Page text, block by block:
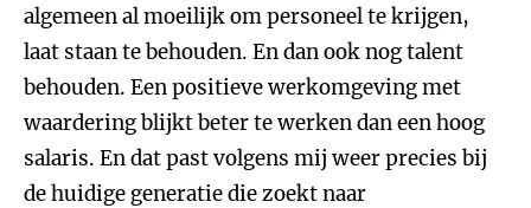
algemeen al moeilijk om personeel te krijgen,
laat staan te behouden. En dan ook nog talent
behouden. Een positieve werkomgeving met
waardering blijkt beter te werken dan een hoog
salaris. En dat past volgens mij weer precies bij
de huidige generatie die zoekt naar